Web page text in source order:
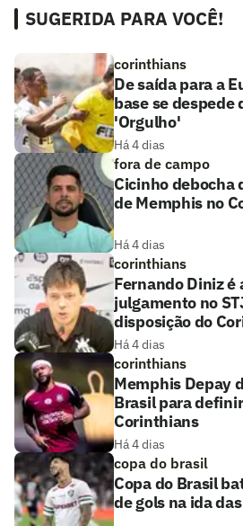
SUGERIDA PARA VOCÊ!
corinthians
De saída para a
base se despede
'Orgulho'
Há 4 dias
fora de campo
Cicinho debocha
de Memphis no
Há 4 dias
corinthians
Fernando Diniz é
julgamento no
disposição do
Há 4 dias
corinthians
Memphis Depay
Brasil para
Corinthians
Há 4 dias
copa do brasil
Copa do Brasil
de gols na ida